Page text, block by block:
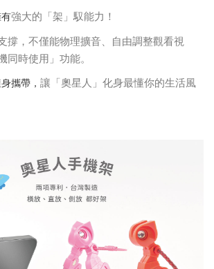
強大的「架」馭能力！
撐，不僅能物理擴音、自由調整觀看視
時使用」功能。
攜帶， 讓「奧星人」化身最懂你的生活風